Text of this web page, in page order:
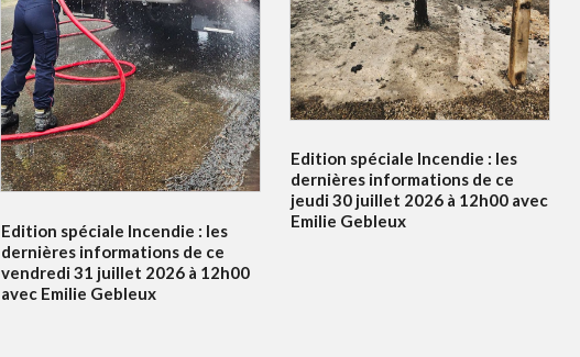
Edition spéciale Incendie : les
dernières informations de ce
vendredi 31 juillet 2026 à 12h00
avec Emilie Gebleux
Edition spéciale Incendie : les
dernières informations de ce
jeudi 30 juillet 2026 à 12h00 avec
Emilie Gebleux